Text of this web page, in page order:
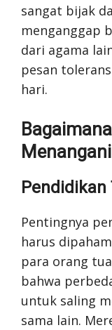
sangat bijak
menganggap
dari agama
pesan
hari.
Pendidikan
Pentingnya
harus
para orang
bahwa
untuk saling
sama lain.